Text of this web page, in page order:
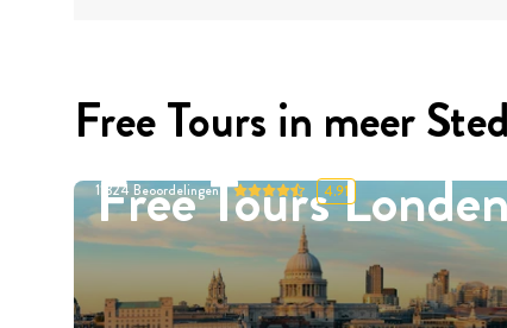
Free Tours in meer
Free Tours
11324Beoordelingen 4.91